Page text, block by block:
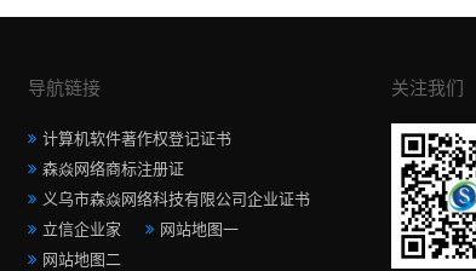
导航链接
计算机软件著作权登记证书
森焱网络商标注册证
义乌市森焱网络科技有限公司企业证书
立信企业家
网站地图一
网站地图二
关注我们